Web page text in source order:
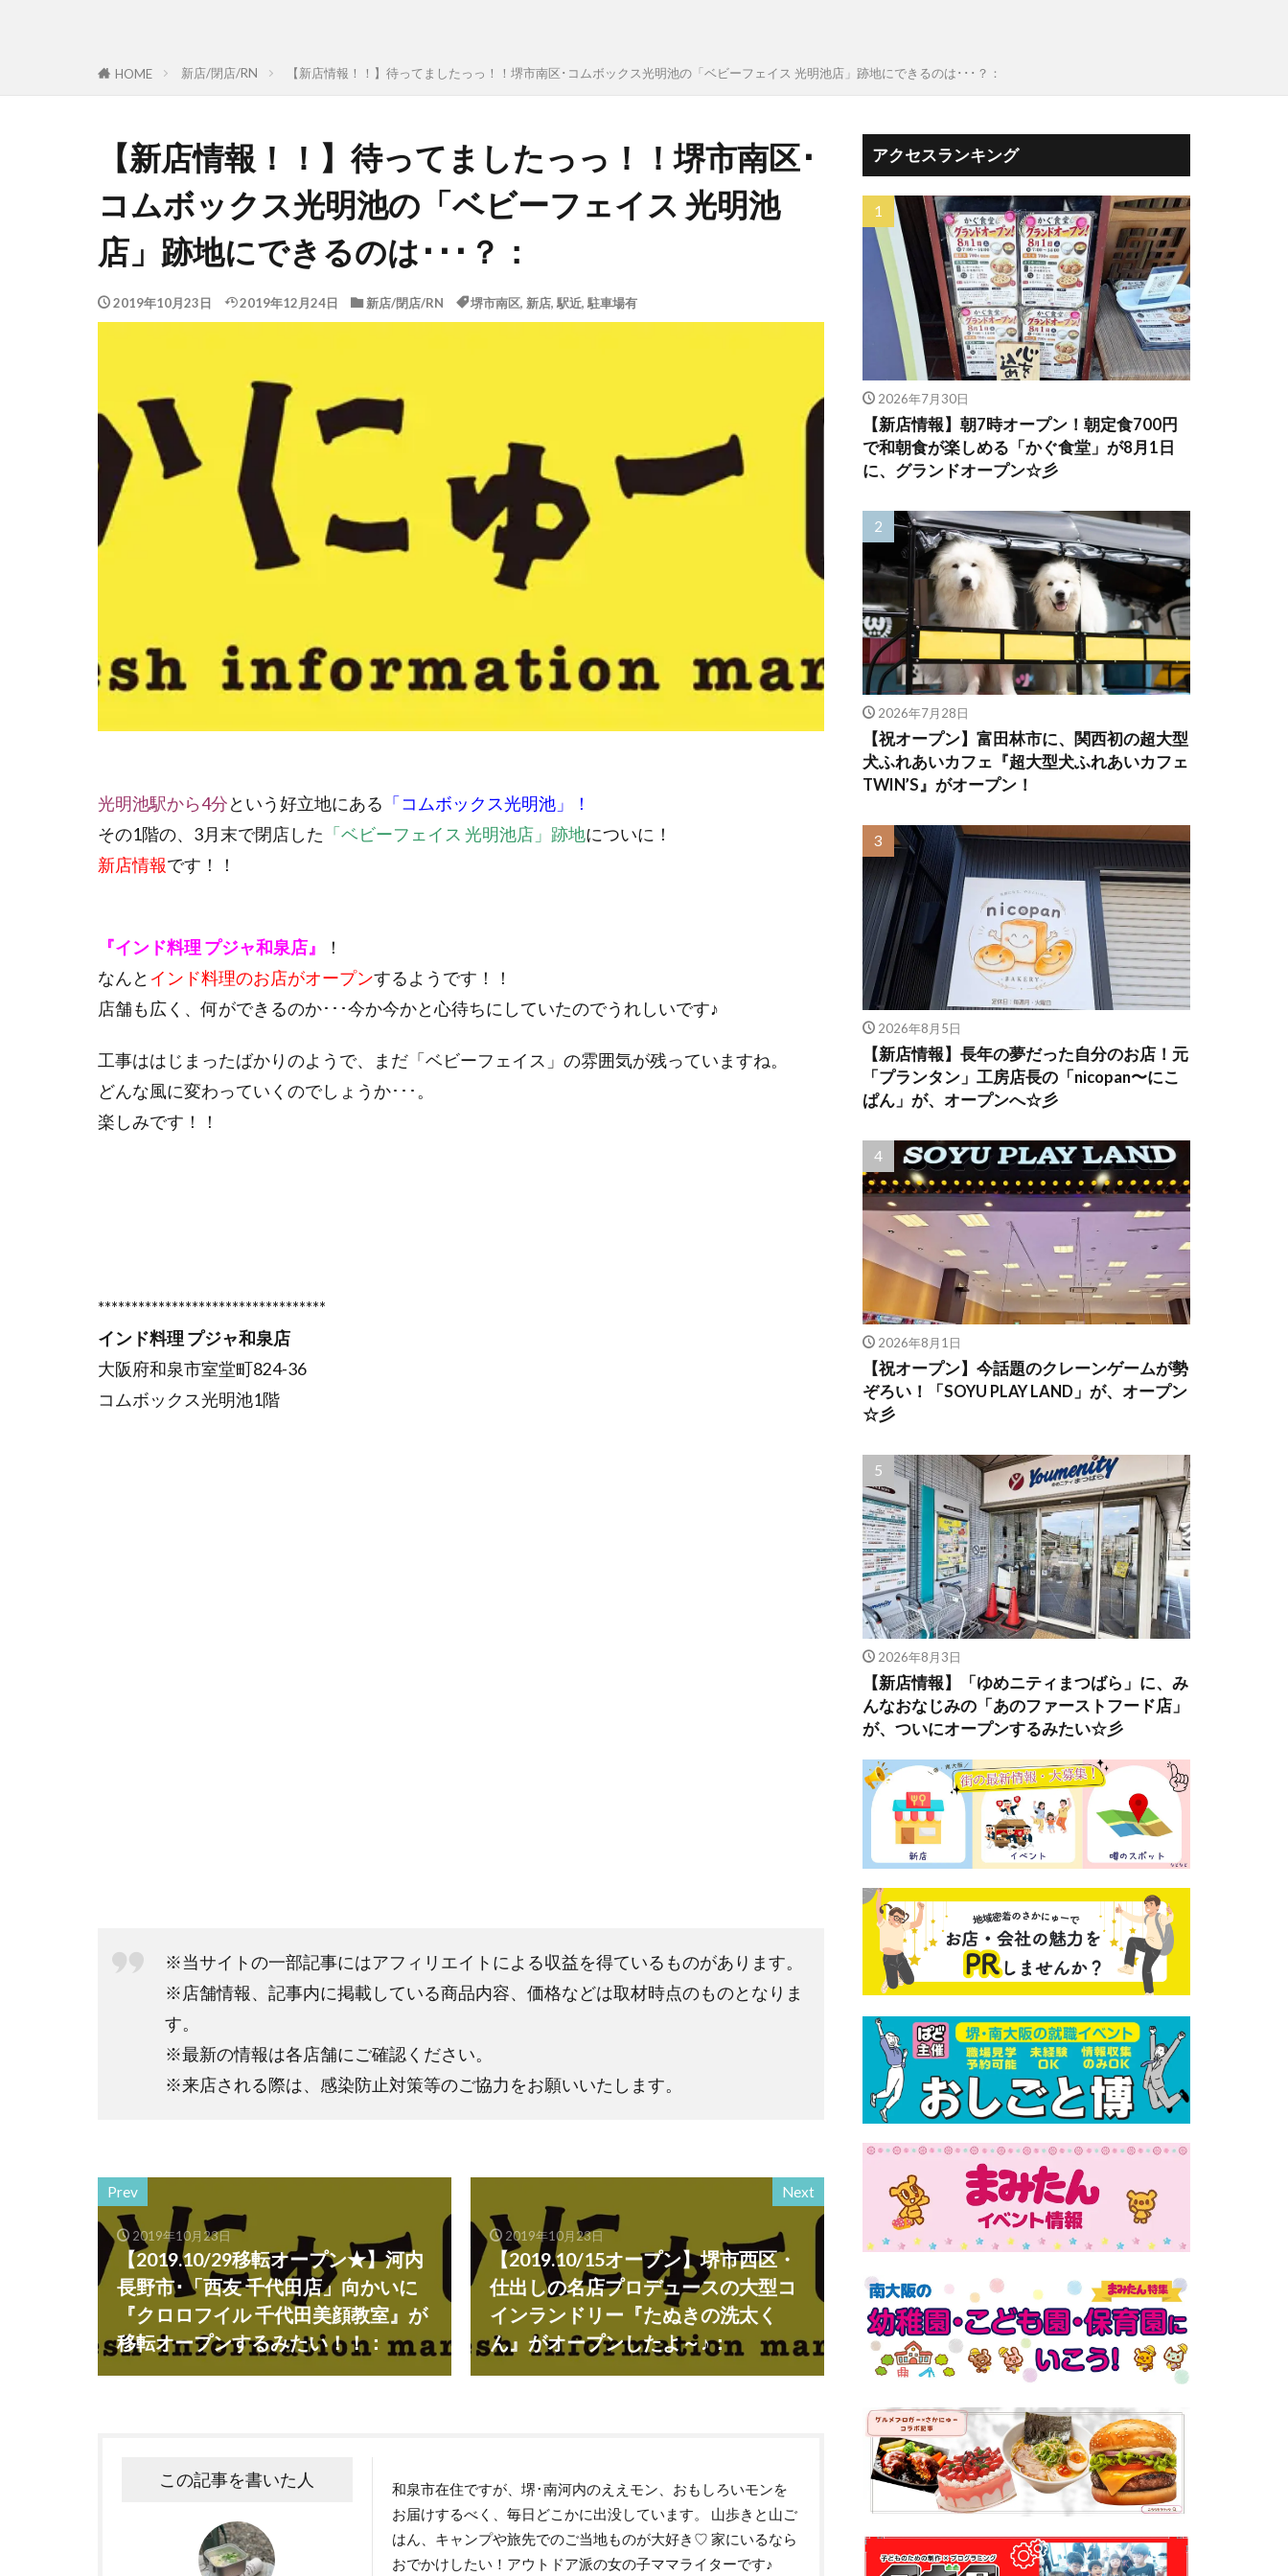
HOME 新店/閉店/RN 【新店情報！！】待ってましたっっ！！堺市南区･コムボックス光明池の「ベビーフェイス 光明池店」跡地にできるのは･･･？：
【新店情報！！】待ってましたっっ！！堺市南区･
コムボックス光明池の「ベビーフェイス 光明池
店」跡地にできるのは･･･？：
2019年10月23日 2019年12月24日 新店/閉店/RN 堺市南区, 新店, 駅近, 駐車場有
光明池駅から4分という好立地にある 「コムボックス光明池」！
その1階の、3月末で閉店した 「ベビーフェイス 光明池店」跡地についに！
新店情報です！！
『インド料理 プジャ和泉店』
！
なんと インド料理のお店がオープンするようです！！
店舗も広く、何ができるのか･･･今か今かと心待ちにしていたのでうれしいです♪
工事ははじまったばかりのようで、まだ「ベビーフェイス」の雰囲気が残っていますね。
どんな風に変わっていくのでしょうか･･･。
楽しみです！！
**********************************
インド料理 プジャ和泉店
大阪府和泉市室堂町824-36
コムボックス光明池1階
※当サイトの一部記事にはアフィリエイトによる収益を得ているものがあります。
※店舗情報、記事内に掲載している商品内容、価格などは取材時点のものとなりま
す。
※最新の情報は各店舗にご確認ください。
※来店される際は、感染防止対策等のご協力をお願いいたします。
Prev
2019年10月23日
【2019.10/29移転オープン★】河内
長野市･「西友 千代田店」向かいに
『クロロフイル 千代田美顔教室』が
移転オープンするみたい！！：
Next
2019年10月23日
【2019.10/15オープン】堺市西区・
仕出しの名店プロデュースの大型コ
インランドリー『たぬきの洗太く
ん』がオープンしたよ～♪：
この記事を書いた人
和泉市在住ですが、堺･南河内のええモン、おもしろいモンを
お届けするべく、毎日どこかに出没しています。 山歩きと山ご
はん、キャンプや旅先でのご当地ものが大好き♡ 家にいるなら
おでかけしたい！アウトドア派の女の子ママライターです♪
アクセスランキング
2026年7月30日
【新店情報】朝7時オープン！朝定食700円
で和朝食が楽しめる「かぐ食堂」が8月1日
に、グランドオープン☆彡
2026年7月28日
【祝オープン】富田林市に、関西初の超大型
犬ふれあいカフェ『超大型犬ふれあいカフェ
TWIN’S』がオープン！
2026年8月5日
【新店情報】長年の夢だった自分のお店！元
「プランタン」工房店長の「nicopan〜にこ
ぱん」が、オープンへ☆彡
2026年8月1日
【祝オープン】今話題のクレーンゲームが勢
ぞろい！「SOYU PLAY LAND」が、オープン
☆彡
2026年8月3日
【新店情報】「ゆめニティまつばら」に、み
んなおなじみの「あのファーストフード店」
が、ついにオープンするみたい☆彡